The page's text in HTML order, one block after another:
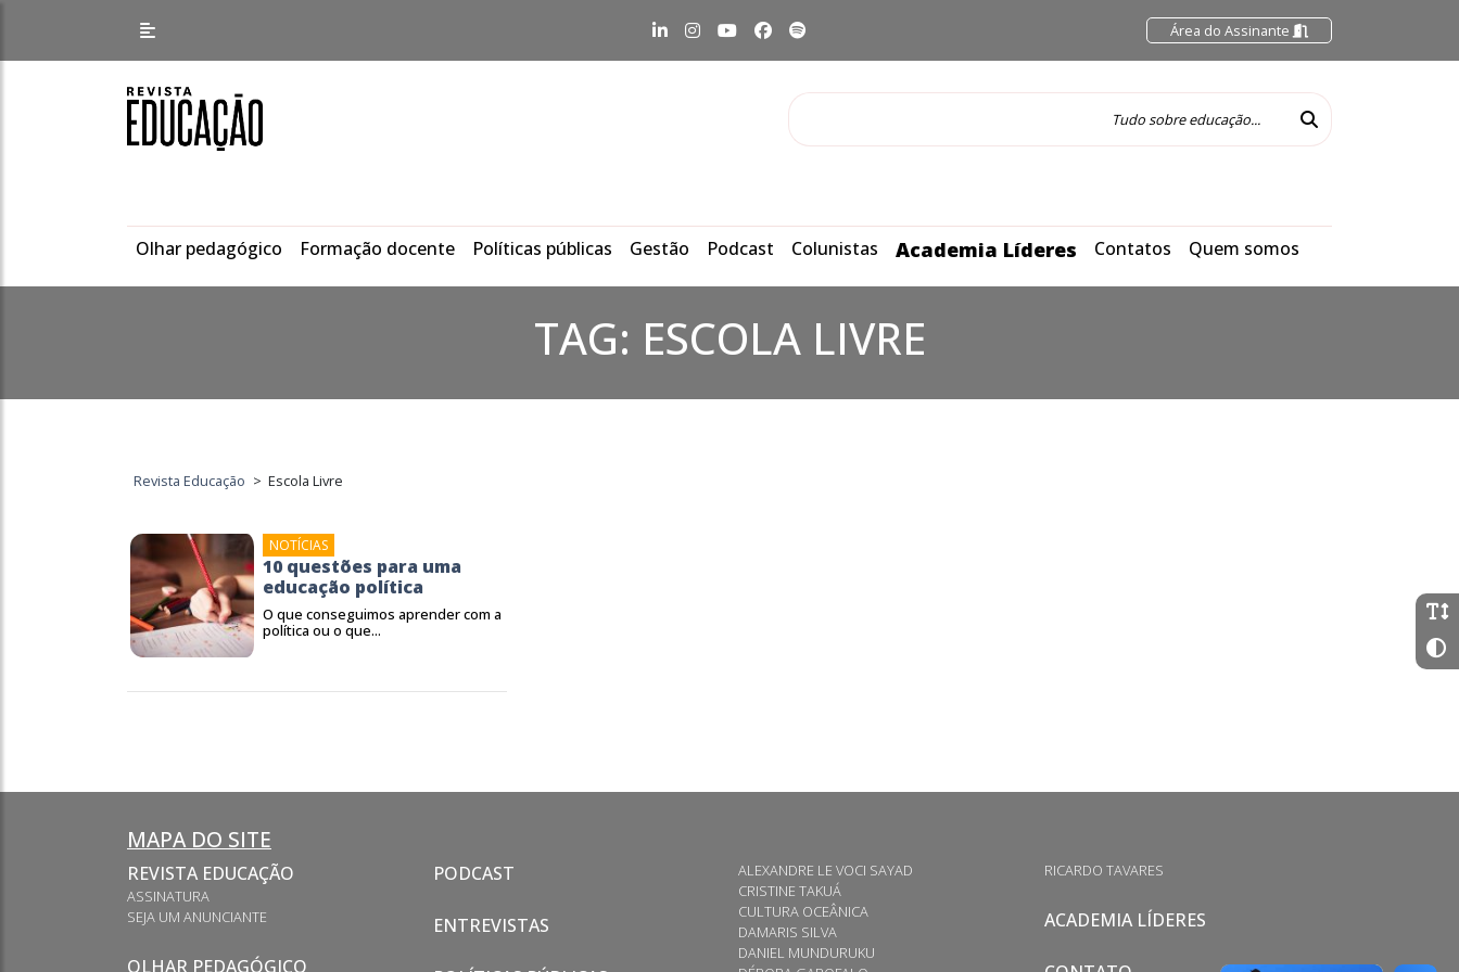
Área do Assinante
Olhar pedagógico Formação docente Políticas públicas Gestão Podcast Colunistas Academia Líderes Contatos Quem somos
TAG: ESCOLA LIVRE
Revista Educação > Escola Livre
NOTÍCIAS
10 questões para uma
educação política
O que conseguimos aprender com a
política ou o que...
MAPA DO SITE
REVISTA EDUCAÇÃO
ASSINATURA
SEJA UM ANUNCIANTE
OLHAR PEDAGÓGICO
PODCAST
ENTREVISTAS
ALEXANDRE LE VOCI SAYAD
CRISTINE TAKUÁ
CULTURA OCEÂNICA
DAMARIS SILVA
DANIEL MUNDURUKU
RICARDO TAVARES
ACADEMIA LÍDERES